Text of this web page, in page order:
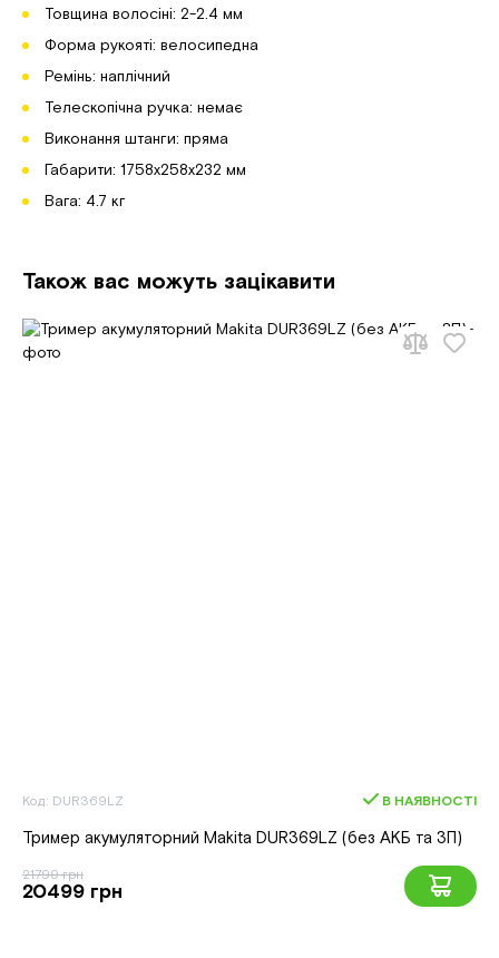
Товщина волосіні: 2-2.4 мм
Форма рукояті: велосипедна
Ремінь: наплічний
Телескопічна ручка: немає
Виконання штанги: пряма
Габарити: 1758х258х232 мм
Вага: 4.7 кг
Також вас можуть зацікавити
Код: DUR369LZ В НАЯВНОСТІ
Тример акумуляторний Makita DUR369LZ (без АКБ та ЗП)
21799 грн
20499 грн